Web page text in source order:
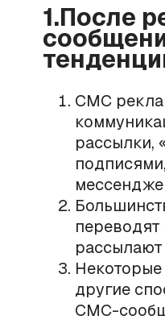
1.После
СМС
рассылки,
другие
СМС-